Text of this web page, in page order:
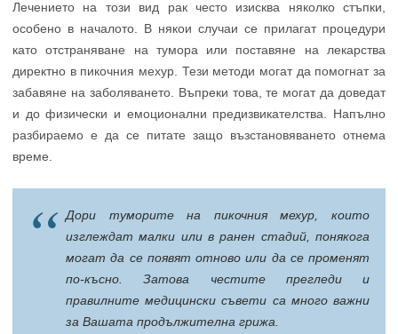
Лечението на този вид рак често изисква няколко стъпки,
особено в началото. В някои случаи се прилагат процедури
като отстраняване на тумора или поставяне на лекарства
директно в пикочния мехур. Тези методи могат да помогнат за
забавяне на заболяването. Въпреки това, те могат да доведат
и до физически и емоционални предизвикателства. Напълно
разбираемо е да се питате защо възстановяването отнема
време.
Дори туморите на пикочния мехур, които
изглеждат малки или в ранен стадий, понякога
могат да се появят отново или да се променят
по-късно. Затова честите прегледи и
правилните медицински съвети са много важни
за Вашата продължителна грижа.